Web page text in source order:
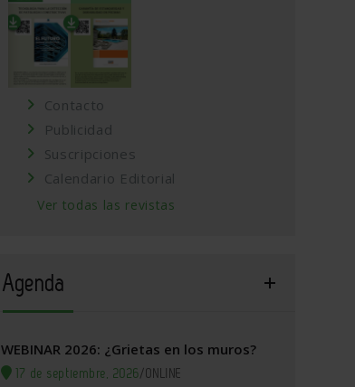
Contacto
Publicidad
Suscripciones
Calendario Editorial
Ver todas las revistas
Agenda
WEBINAR 2026: ¿Grietas en los muros?
17 de septiembre, 2026/ONLINE